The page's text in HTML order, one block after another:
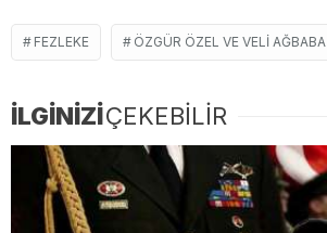
FEZLEKE ÖZGÜR ÖZEL VE VELI AĞBABA
İLGİNİZİÇEKEBİLİR